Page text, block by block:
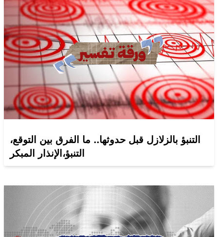
التنبؤ بالزلازل قبل حدوثها.. ما الفرق بين التوقع،
التنبؤ،الإنذار المبكر